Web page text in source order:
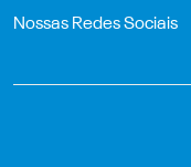
Nossas Redes Sociais